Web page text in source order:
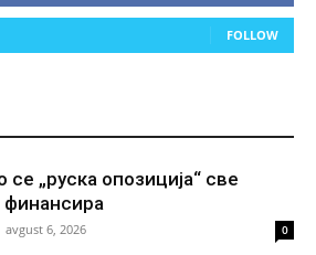
FOLLOW
се „руска опозиција“ све
avgust 6, 2026 0